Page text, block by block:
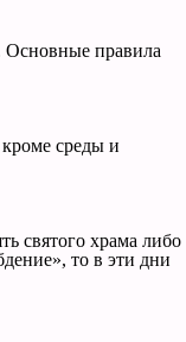
Основные правила
кроме среды и
святого храма либо
то в эти дни